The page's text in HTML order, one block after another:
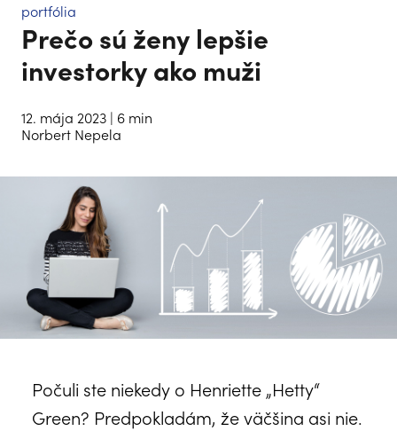
portfólia
Prečo sú ženy lepšie
investorky ako muži
12. mája 2023 | 6 min
Norbert Nepela
Počuli ste niekedy o Henriette „Hetty“
Green? Predpokladám, že väčšina asi nie.